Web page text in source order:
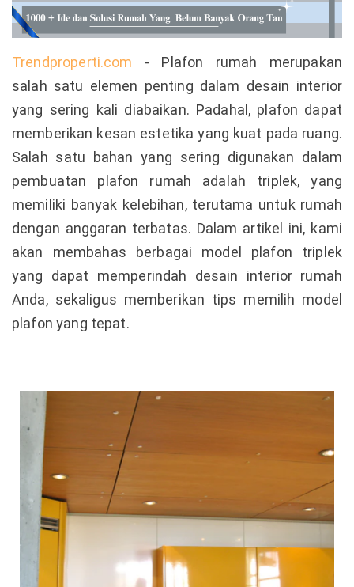
Trendproperti.com - Plafon rumah merupakan
salah satu elemen penting dalam desain interior
yang sering kali diabaikan. Padahal, plafon dapat
memberikan kesan estetika yang kuat pada ruang.
Salah satu bahan yang sering digunakan dalam
pembuatan plafon rumah adalah triplek, yang
memiliki banyak kelebihan, terutama untuk rumah
dengan anggaran terbatas. Dalam artikel ini, kami
akan membahas berbagai model plafon triplek
yang dapat memperindah desain interior rumah
Anda, sekaligus memberikan tips memilih model
plafon yang tepat.